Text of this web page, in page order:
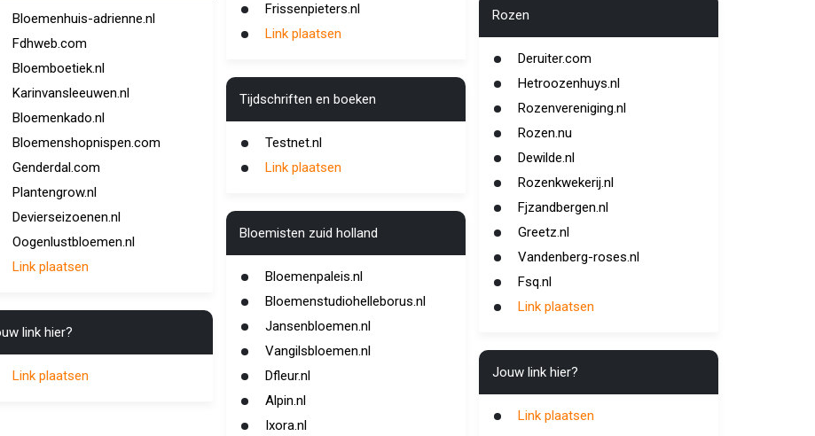
Bloemenhuis-adrienne.nl
Fdhweb.com
Bloemboetiek.nl
Karinvansleeuwen.nl
Bloemenkado.nl
Bloemenshopnispen.com
Genderdal.com
Plantengrow.nl
Devierseizoenen.nl
Oogenlustbloemen.nl
Link plaatsen
link hier?
Link plaatsen
Frissenpieters.nl
Link plaatsen
Tijdschriften en boeken
Testnet.nl
Link plaatsen
Bloemisten zuid holland
Bloemenpaleis.nl
Bloemenstudiohelleborus.nl
Jansenbloemen.nl
Vangilsbloemen.nl
Dfleur.nl
Alpin.nl
Ixora.nl
Rozen
Deruiter.com
Hetroozenhuys.nl
Rozenvereniging.nl
Rozen.nu
Dewilde.nl
Rozenkwekerij.nl
Fjzandbergen.nl
Greetz.nl
Vandenberg-roses.nl
Fsq.nl
Link plaatsen
Jouw link hier?
Link plaatsen